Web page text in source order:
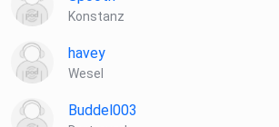
Konstanz
havey
Wesel
Buddel003